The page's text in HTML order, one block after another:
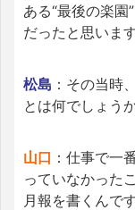
ある“最後の楽
だったと思います
松島 ：その当時
とは何でしょう
山口 ：仕事で一
っていなかった
月報を書くんで